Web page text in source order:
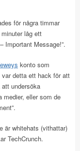
för några timmar
låg ett
Important Message!”.
konto som
detta ett hack för att
undersöka
medier, eller som de
är whitehats (vithattar)
TechCrunch.